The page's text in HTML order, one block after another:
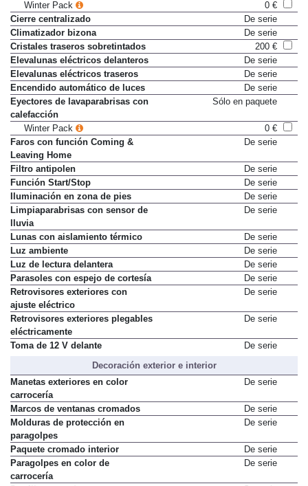
Winter Pack
0 €
Cierre centralizado
De serie
Climatizador bizona
De serie
Cristales traseros sobretintados
200 €
Elevalunas eléctricos delanteros
De serie
Elevalunas eléctricos traseros
De serie
Encendido automático de luces
De serie
Eyectores de lavaparabrisas con
calefacción
Sólo en paquete
Winter Pack
0 €
Faros con función Coming &
Leaving Home
De serie
Filtro antipolen
De serie
Función Start/Stop
De serie
Iluminación en zona de pies
De serie
Limpiaparabrisas con sensor de
lluvia
De serie
Lunas con aislamiento térmico
De serie
Luz ambiente
De serie
Luz de lectura delantera
De serie
Parasoles con espejo de cortesía
De serie
Retrovisores exteriores con
ajuste eléctrico
De serie
Retrovisores exteriores plegables
eléctricamente
De serie
Toma de 12 V delante
De serie
Decoración exterior e interior
Manetas exteriores en color
carrocería
De serie
Marcos de ventanas cromados
De serie
Molduras de protección en
paragolpes
De serie
Paquete cromado interior
De serie
Paragolpes en color de
carrocería
De serie